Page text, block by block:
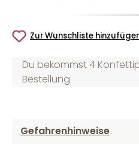
Zur Wunschliste
Du bekommst 4
Bestellung
Gefahrenhinweise